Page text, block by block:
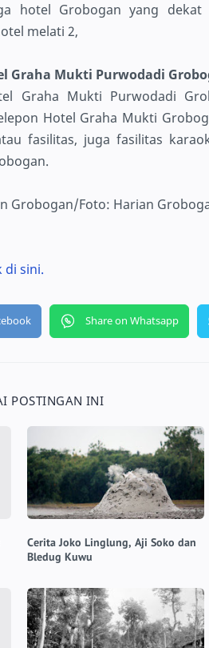
hotel Grobogan yang dekat
melati 2,
Graha Mukti Purwodadi
Graha Mukti Purwodadi
Hotel Graha Mukti
fasilitas, juga fasilitas
Grobogan/Foto: Harian
di sini.
POSTINGAN INI
Cerita Joko Linglung, Aji Soko dan
Bledug Kuwu